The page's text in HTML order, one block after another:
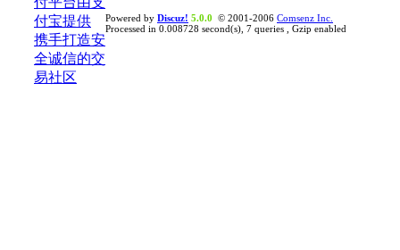
Powered by Discuz! 5.0.0 © 2001-2006 Comsenz Inc.
Processed in 0.008728 second(s), 7 queries , Gzip enabled